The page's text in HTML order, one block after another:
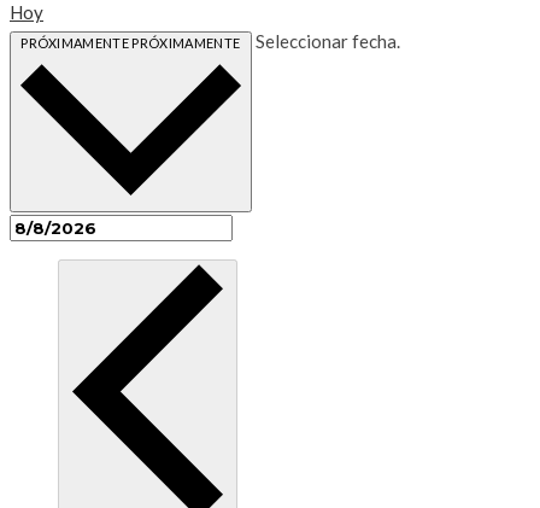
Hoy
PRÓXIMAMENTE PRÓXIMAMENTE Seleccionar fecha.